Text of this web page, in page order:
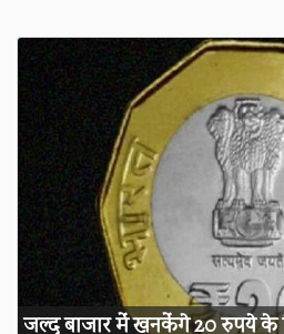
जल्द बाजार में खनकेंगे 20 रुपये के